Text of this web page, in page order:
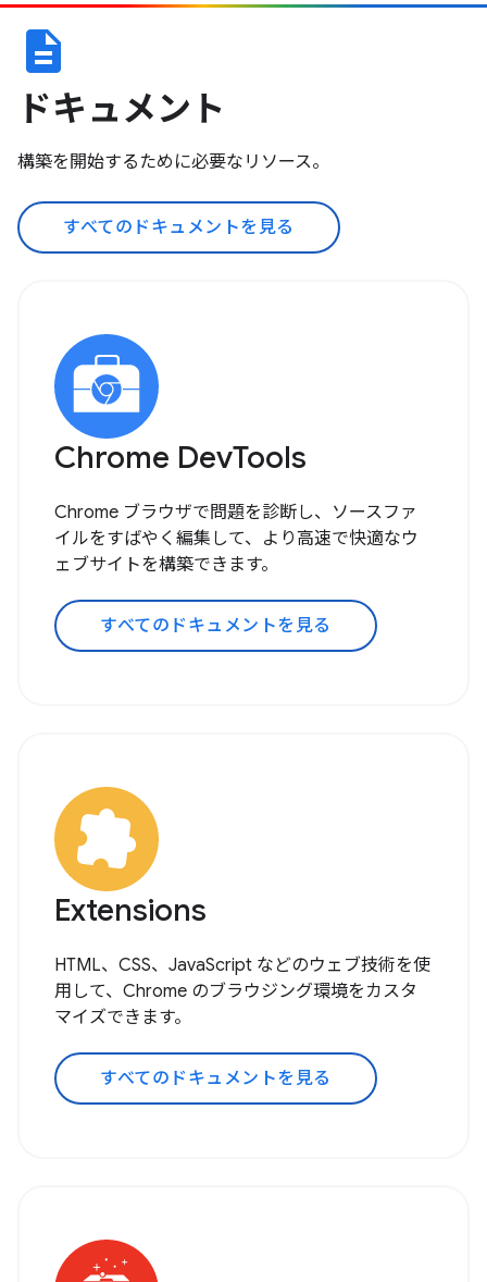
description
ドキュメント
構築を開始するために必要なリソース。
すべてのドキュメントを見る
Chrome DevTools
Chrome ブラウザで問題を診断し、ソースファ
イルをすばやく編集して、より高速で快適なウ
ェブサイトを構築できます。
すべてのドキュメントを見る
Extensions
HTML、CSS、JavaScript などのウェブ技術を使
用して、Chrome のブラウジング環境をカスタ
マイズできます。
すべてのドキュメントを見る